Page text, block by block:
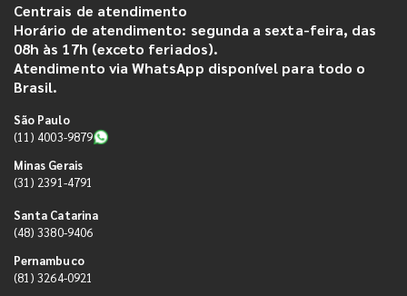
Centrais de atendimento
Horário de atendimento: segunda a sexta-feira, das
08h às 17h (exceto feriados).
Atendimento via WhatsApp disponível para todo o
Brasil.
São Paulo
(11) 4003-9879
Minas Gerais
(31) 2391-4791
Santa Catarina
(48) 3380-9406
Pernambuco
(81) 3264-0921